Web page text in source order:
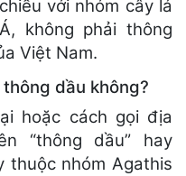
với nhóm cây lá
không phải thông
Việt Nam.
dầu không?
hoặc cách gọi địa
“thông dầu” hay
thuộc nhóm Agathis